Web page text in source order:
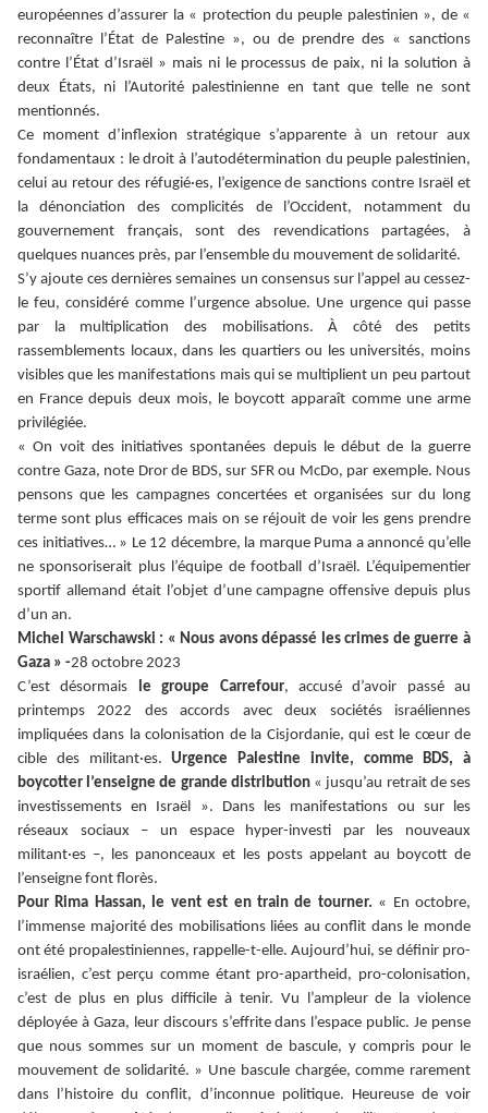
européennes d’assurer la « protection du peuple palestinien », de «
reconnaître l’État de Palestine », ou de prendre des « sanctions
contre l’État d’Israël » mais ni le processus de paix, ni la solution à
deux États, ni l’Autorité palestinienne en tant que telle ne sont
mentionnés.
Ce moment d’inflexion stratégique s’apparente à un retour aux
fondamentaux : le droit à l’autodétermination du peuple palestinien,
celui au retour des réfugié·es, l’exigence de sanctions contre Israël et
la dénonciation des complicités de l’Occident, notamment du
gouvernement français, sont des revendications partagées, à
quelques nuances près, par l’ensemble du mouvement de solidarité.
S’y ajoute ces dernières semaines un consensus sur l’appel au cessez-
le feu, considéré comme l’urgence absolue. Une urgence qui passe
par la multiplication des mobilisations. À côté des petits
rassemblements locaux, dans les quartiers ou les universités, moins
visibles que les manifestations mais qui se multiplient un peu partout
en France depuis deux mois, le boycott apparaît comme une arme
privilégiée.
« On voit des initiatives spontanées depuis le début de la guerre
contre Gaza, note Dror de BDS, sur SFR ou McDo, par exemple. Nous
pensons que les campagnes concertées et organisées sur du long
terme sont plus efficaces mais on se réjouit de voir les gens prendre
ces initiatives… » Le 12 décembre, la marque Puma a annoncé qu’elle
ne sponsoriserait plus l’équipe de football d’Israël. L’équipementier
sportif allemand était l’objet d’une campagne offensive depuis plus
d’un an.
Michel Warschawski : « Nous avons dépassé les crimes de guerre à
Gaza » -28 octobre 2023
C’est désormais le groupe Carrefour, accusé d’avoir passé au
printemps 2022 des accords avec deux sociétés israéliennes
impliquées dans la colonisation de la Cisjordanie, qui est le cœur de
cible des militant·es.Urgence Palestine invite, comme BDS, à
boycotter l’enseigne de grande distribution « jusqu’au retrait de ses
investissements en Israël ». Dans les manifestations ou sur les
réseaux sociaux – un espace hyper-investi par les nouveaux
militant·es –, les panonceaux et les posts appelant au boycott de
l’enseigne font florès.
Pour Rima Hassan, le vent est en train de tourner. « En octobre,
l’immense majorité des mobilisations liées au conflit dans le monde
ont été propalestiniennes, rappelle-t-elle. Aujourd’hui, se définir pro-
israélien, c’est perçu comme étant pro-apartheid, pro-colonisation,
c’est de plus en plus difficile à tenir. Vu l’ampleur de la violence
déployée à Gaza, leur discours s’effrite dans l’espace public. Je pense
que nous sommes sur un moment de bascule, y compris pour le
mouvement de solidarité. » Une bascule chargée, comme rarement
dans l’histoire du conflit, d’inconnue politique. Heureuse de voir